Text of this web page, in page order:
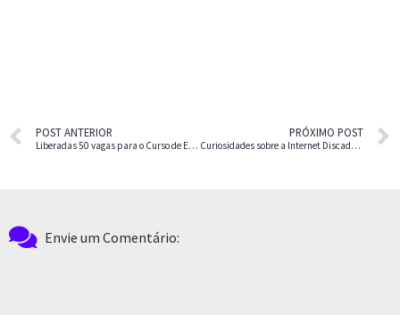
POST ANTERIOR
Liberadas 50 vagas para o Curso de Excel por menos de dez reais, veja como aproveitar
PRÓXIMO POST
Curiosidades sobre a Internet Discada que valem a pena conhecer ou relembrar
Envie um Comentário: